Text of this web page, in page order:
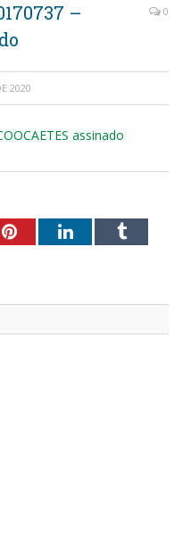
–
0
2020
assinado
PinterestLinkedInTumblr